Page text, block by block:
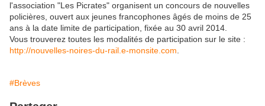
l'association "Les Picrates" organisent un concours de nouvelles
policières, ouvert aux jeunes francophones âgés de moins de 25
ans à la date limite de participation, fixée au 30 avril 2014.
Vous trouverez toutes les modalités de participation sur le site :
http://nouvelles-noires-du-rail.e-monsite.com
#Brèves